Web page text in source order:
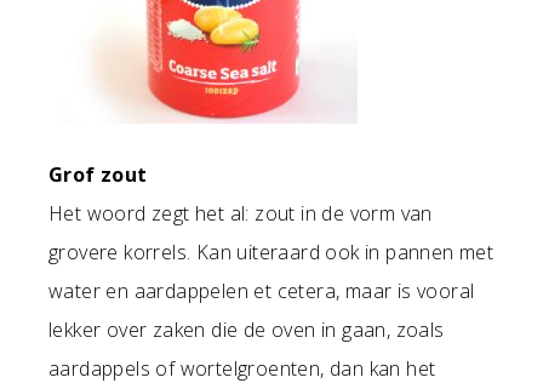
Grof zout
Het woord zegt het al: zout in de vorm van
grovere korrels. Kan uiteraard ook in pannen met
water en aardappelen et cetera, maar is vooral
lekker over zaken die de oven in gaan, zoals
aardappels of wortelgroenten, dan kan het